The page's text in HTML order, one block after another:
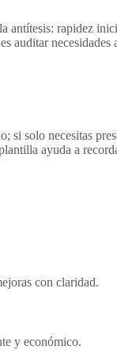
antítesis: rapidez
necesidades
solo necesitas
ayuda a
con claridad.
y económico.